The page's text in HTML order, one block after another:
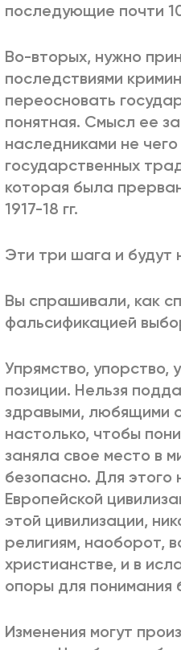
последующие почти
Во-вторых, нужно
последствиями
переосновать
понятная. Смысл ее
наследниками не
государственных
которая была
1917-18 гг.
Эти три шага и будут
Вы спрашивали, как
фальсификацией
Упрямство, упорство,
позиции. Нельзя
здравыми, любящими
настолько, чтобы
заняла свое место в
безопасно. Для этого
Европейской
этой цивилизации,
религиям, наоборот,
христианстве, и в
опоры для понимания
Изменения могут